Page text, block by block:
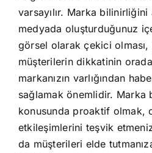
varsayılır. Marka
medyada oluşturduğunuz
görsel olarak çekici olması,
müşterilerin dikkatinin orada
markanızın varlığından
sağlamak önemlidir. Marka
konusunda proaktif olmak,
etkileşimlerini teşvik
da müşterileri elde